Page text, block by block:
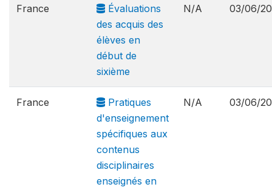
France
Évaluations
des acquis des
élèves en
début de
sixième
N/A 03/06/
France
Pratiques
d'enseignement
spécifiques aux
contenus
disciplinaires
enseignés en
N/A 03/06/